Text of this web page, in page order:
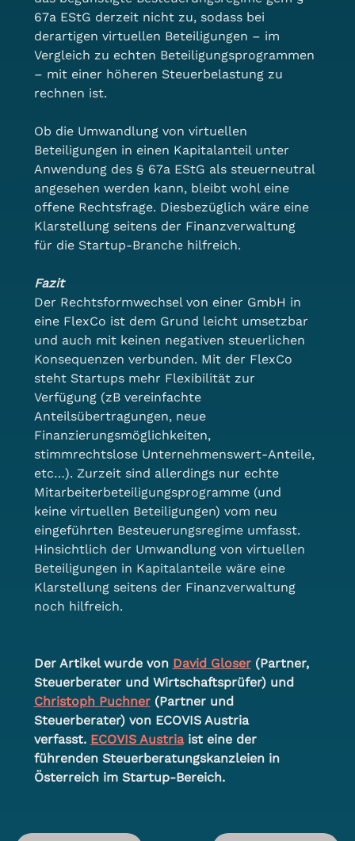
67a EStG derzeit nicht zu, sodass bei
derartigen virtuellen Beteiligungen – im
Vergleich zu echten Beteiligungsprogrammen
– mit einer höheren Steuerbelastung zu
rechnen ist.
Ob die Umwandlung von virtuellen
Beteiligungen in einen Kapitalanteil unter
Anwendung des § 67a EStG als steuerneutral
angesehen werden kann, bleibt wohl eine
offene Rechtsfrage. Diesbezüglich wäre eine
Klarstellung seitens der Finanzverwaltung
für die Startup-Branche hilfreich.
Fazit
Der Rechtsformwechsel von einer GmbH in
eine FlexCo ist dem Grund leicht umsetzbar
und auch mit keinen negativen steuerlichen
Konsequenzen verbunden. Mit der FlexCo
steht Startups mehr Flexibilität zur
Verfügung (zB vereinfachte
Anteilsübertragungen, neue
Finanzierungsmöglichkeiten,
stimmrechtslose Unternehmenswert-Anteile,
etc…). Zurzeit sind allerdings nur echte
Mitarbeiterbeteiligungsprogramme (und
keine virtuellen Beteiligungen) vom neu
eingeführten Besteuerungsregime umfasst.
Hinsichtlich der Umwandlung von virtuellen
Beteiligungen in Kapitalanteile wäre eine
Klarstellung seitens der Finanzverwaltung
noch hilfreich.
Der Artikel wurde von David Gloser (Partner,
Steuerberater und Wirtschaftsprüfer) und
Christoph Puchner (Partner und
Steuerberater) von ECOVIS Austria
verfasst. ECOVIS Austria ist eine der
führenden Steuerberatungskanzleien in
Österreich im Startup-Bereich.